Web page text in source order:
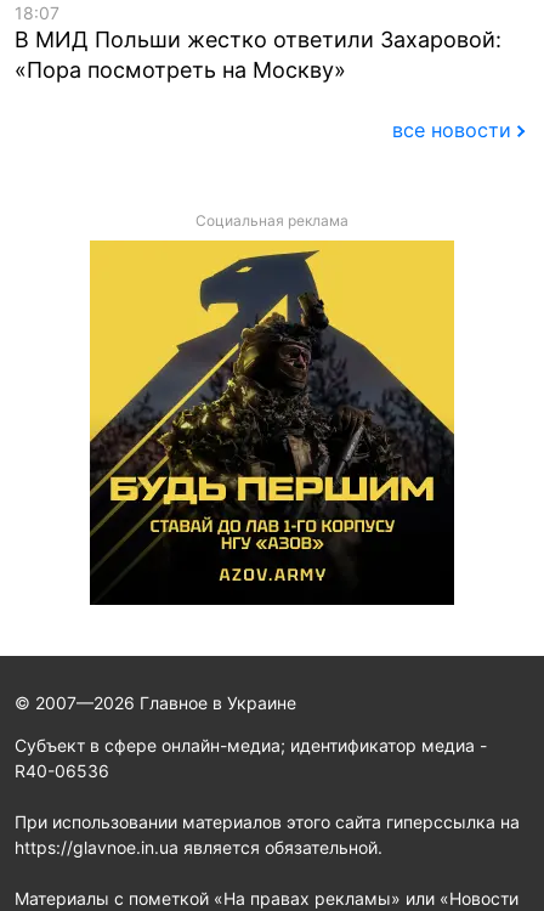
18:07
В МИД Польши жестко ответили Захаровой:
«Пора посмотреть на Москву»
все новости
Социальная реклама
© 2007—2026 Главное в Украине
Субъект в сфере онлайн-медиа; идентификатор медиа -
R40-06536
При использовании материалов этого сайта гиперссылка на
https://glavnoe.in.ua является обязательной.
Материалы с пометкой «На правах рекламы» или «Новости